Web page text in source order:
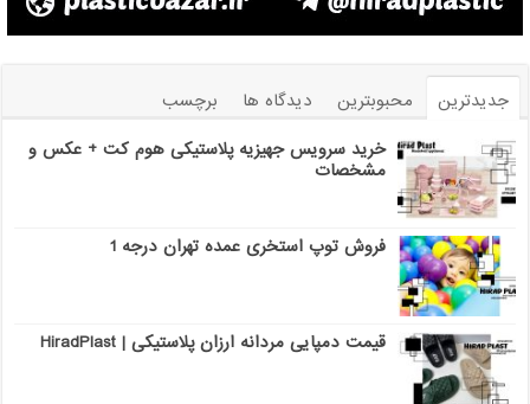
جدیدترین محبوبترین دیدگاه ها
برچسب
خرید سرویس جهیزیه پلاستیکی هوم کت + عکس و
مشخصات
فروش توپ استخری عمده تهران درجه 1
قیمت دمپایی مردانه ارزان پلاستیکی | HiradPlast